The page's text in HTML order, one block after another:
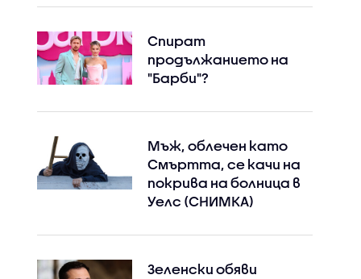
Спират
продължанието на
"Барби"?
Мъж, облечен като
Смъртта, се качи на
покрива на болница в
Уелс (СНИМКА)
Зеленски обяви